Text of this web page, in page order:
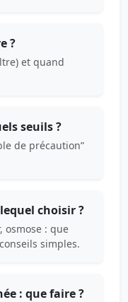
?
et quand
seuils ?
de précaution”
choisir ?
osmose : que
simples.
: que faire ?